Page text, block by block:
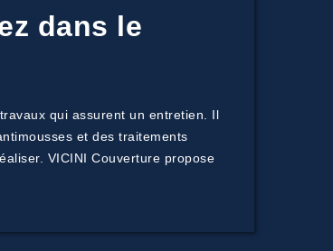
dans le
qui assurent un entretien. Il
et des traitements
VICINI Couverture propose